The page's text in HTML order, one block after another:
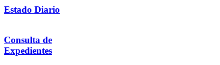
Estado Diario
Consulta de
Expedientes